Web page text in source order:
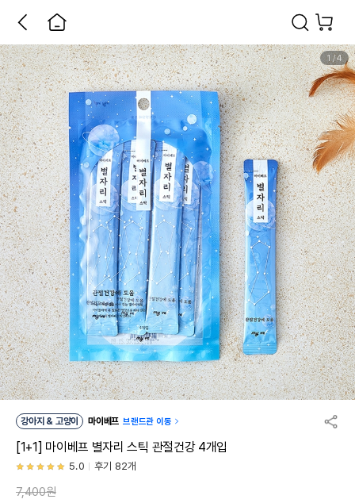
1 /4
강아지 & 고양이 마이베프 브랜드관 이동
[1+1] 마이베프 별자리 스틱 관절건강 4개입
5.0 후기 82개
7,400원